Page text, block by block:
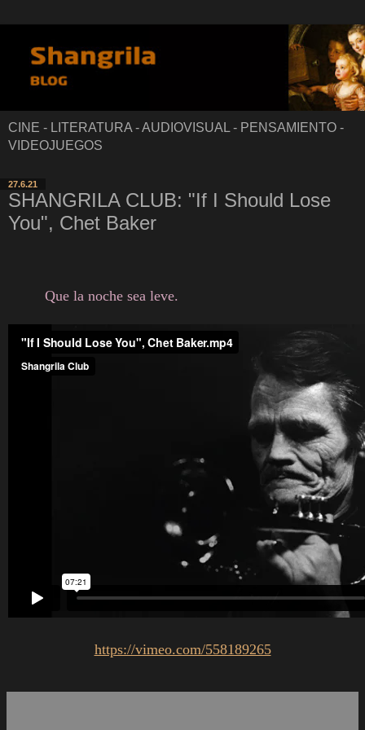
CINE - LITERATURA - AUDIOVISUAL - PENSAMIENTO -
VIDEOJUEGOS
27.6.21
SHANGRILA CLUB: "If I Should Lose
You", Chet Baker
Que la noche sea leve.
https://vimeo.com/558189265